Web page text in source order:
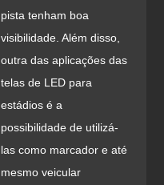
pista tenham boa
visibilidade. Além disso,
outra das aplicações das
telas de LED para
estádios é a
possibilidade de utilizá-
las como marcador e até
mesmo veicular